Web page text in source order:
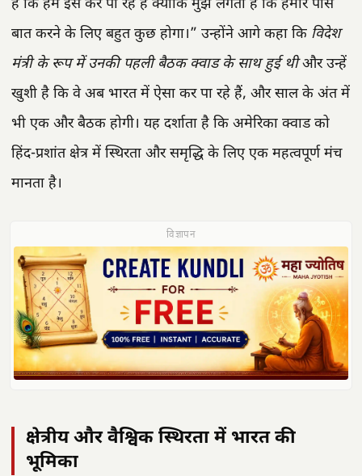
है कि हम इसे कर पा रहे हैं क्योंकि मुझे लगता है कि हमारे पास
बात करने के लिए बहुत कुछ होगा।” उन्होंने आगे कहा कि विदेश
मंत्री के रूप में उनकी पहली बैठक क्वाड के साथ हुई थीऔर उन्हें
खुशी है कि वे अब भारत में ऐसा कर पा रहे हैं, और साल के अंत में
भी एक और बैठक होगी। यह दर्शाता है कि अमेरिका क्वाड को
हिंद-प्रशांत क्षेत्र में स्थिरता और समृद्धि के लिए एक महत्वपूर्ण मंच
मानता है।
विज्ञापन
क्षेत्रीय और वैश्विक स्थिरता में भारत की
भूमिका